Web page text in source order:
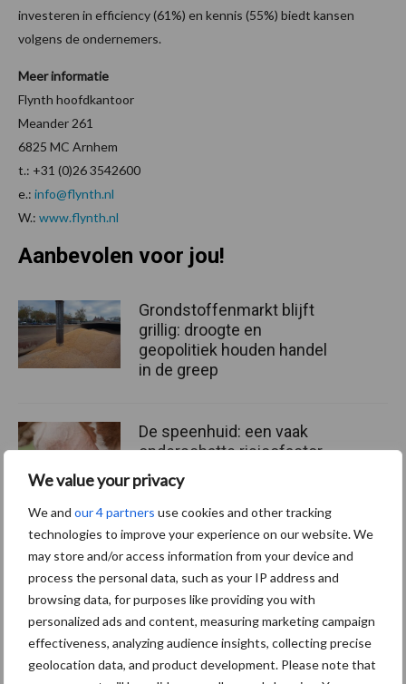
We value your privacy
We and our 4 partners use cookies and other tracking
technologies to improve your experience on our website. We
may store and/or access information from your device and
process the personal data, such as your IP address and
browsing data, for purposes like providing you with
personalized ads and content, measuring marketing campaign
effectiveness, analyzing audience insights, collecting precise
geolocation data, and product development. Please note that
investeren in efficiency (61%) en kennis (55%) biedt kansen
volgens de ondernemers.
Meer informatie
Flynth hoofdkantoor
Meander 261
6825 MC Arnhem
t.: +31 (0)26 3542600
e.: info@flynth.nl
W.: www.flynth.nl
Aanbevolen voor jou!
Grondstoffenmarkt blijft
grillig: droogte en
geopolitiek houden handel
in de greep
De speenhuid: een vaak
onderschatte risicofactor
voor mastitis
ForFarmers ziet volume en
marktaandeel groeien in
krimpende Nederlandse
markt